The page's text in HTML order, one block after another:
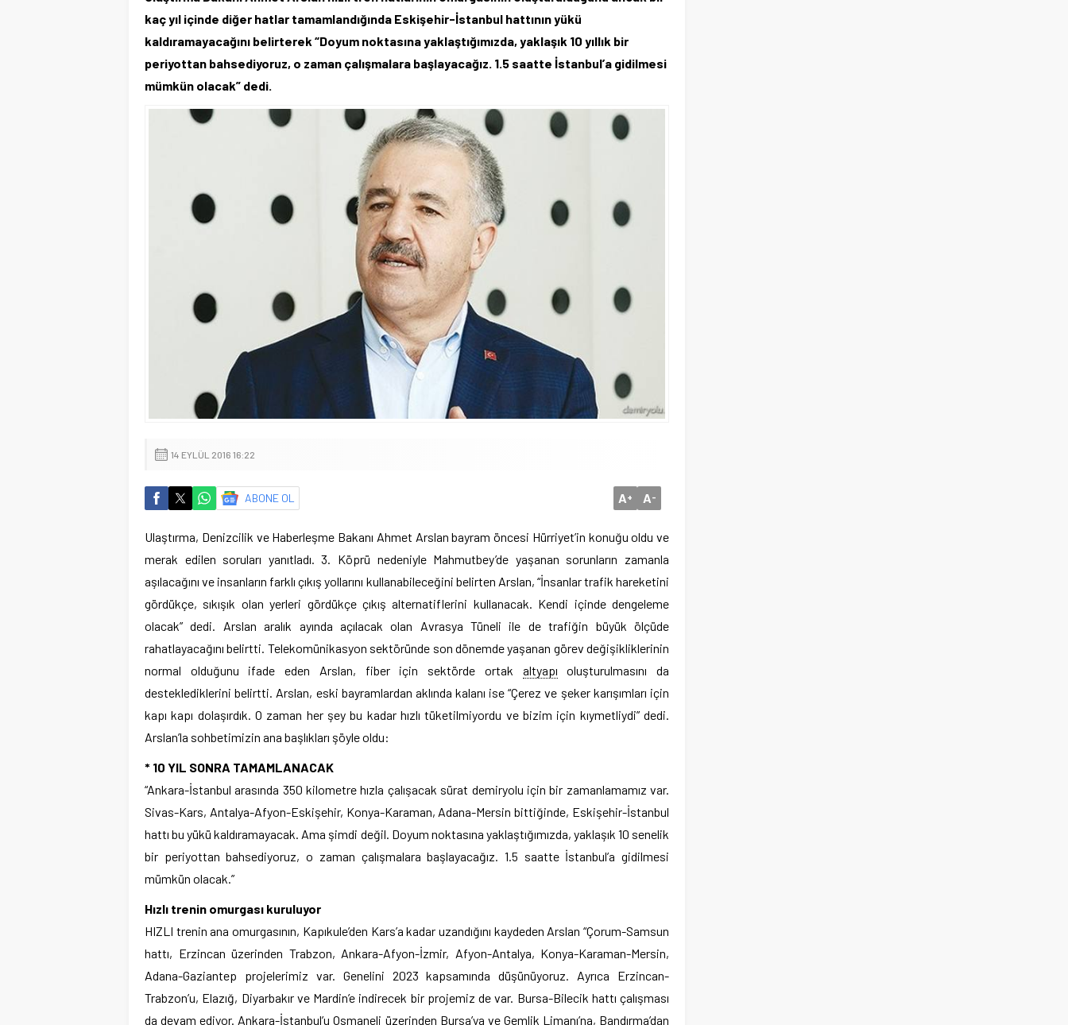
kaç yıl içinde diğer hatlar tamamlandığında Eskişehir-İstanbul hattının yükü
kaldıramayacağını belirterek “Doyum noktasına yaklaştığımızda, yaklaşık 10 yıllık bir
periyottan bahsediyoruz, o zaman çalışmalara başlayacağız. 1.5 saatte İstanbul’a gidilmesi
mümkün olacak” dedi.
14 EYLÜL 2016 16:22
ABONE OL A+ A-
Ulaştırma, Denizcilik ve Haberleşme Bakanı Ahmet Arslan bayram öncesi Hürriyet’in konuğu oldu ve
merak edilen soruları yanıtladı. 3. Köprü nedeniyle Mahmutbey’de yaşanan sorunların zamanla
aşılacağını ve insanların farklı çıkış yollarını kullanabileceğini belirten Arslan, “İnsanlar trafik hareketini
gördükçe, sıkışık olan yerleri gördükçe çıkış alternatiflerini kullanacak. Kendi içinde dengeleme
olacak” dedi. Arslan aralık ayında açılacak olan Avrasya Tüneli ile de trafiğin büyük ölçüde
rahatlayacağını belirtti. Telekomünikasyon sektöründe son dönemde yaşanan görev değişikliklerinin
normal olduğunu ifade eden Arslan, fiber için sektörde ortak altyapı oluşturulmasını da
desteklediklerini belirtti. Arslan, eski bayramlardan aklında kalanı ise “Çerez ve şeker karışımları için
kapı kapı dolaşırdık. O zaman her şey bu kadar hızlı tüketilmiyordu ve bizim için kıymetliydi” dedi.
Arslan’la sohbetimizin ana başlıkları şöyle oldu:
* 10 YIL SONRA TAMAMLANACAK
“Ankara-İstanbul arasında 350 kilometre hızla çalışacak sürat demiryolu için bir zamanlamamız var.
Sivas-Kars, Antalya-Afyon-Eskişehir, Konya-Karaman, Adana-Mersin bittiğinde, Eskişehir-İstanbul
hattı bu yükü kaldıramayacak. Ama şimdi değil. Doyum noktasına yaklaştığımızda, yaklaşık 10 senelik
bir periyottan bahsediyoruz, o zaman çalışmalara başlayacağız. 1.5 saatte İstanbul’a gidilmesi
mümkün olacak.”
Hızlı trenin omurgası kuruluyor
HIZLI trenin ana omurgasının, Kapıkule’den Kars’a kadar uzandığını kaydeden Arslan “Çorum-Samsun
hattı, Erzincan üzerinden Trabzon, Ankara-Afyon-İzmir, Afyon-Antalya, Konya-Karaman-Mersin,
Adana-Gaziantep projelerimiz var. Genelini 2023 kapsamında düşünüyoruz. Ayrıca Erzincan-
Trabzon’u, Elazığ, Diyarbakır ve Mardin’e indirecek bir projemiz de var. Bursa-Bilecik hattı çalışması
da devam ediyor. Ankara-İstanbul’u Osmaneli üzerinden Bursa’ya ve Gemlik Limanı’na, Bandırma’dan